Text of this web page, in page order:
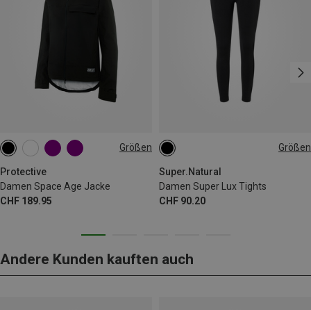
Größen
Protective
Damen Space Age Jacke
CHF 189.95
S M L XL XXL Größen
Super.Natural
Damen Super Lux Tights
CHF 90.20
XS
Andere Kunden kauften auch